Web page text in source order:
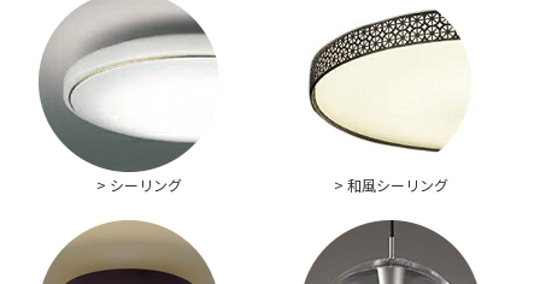
> シーリング > 和風シーリング